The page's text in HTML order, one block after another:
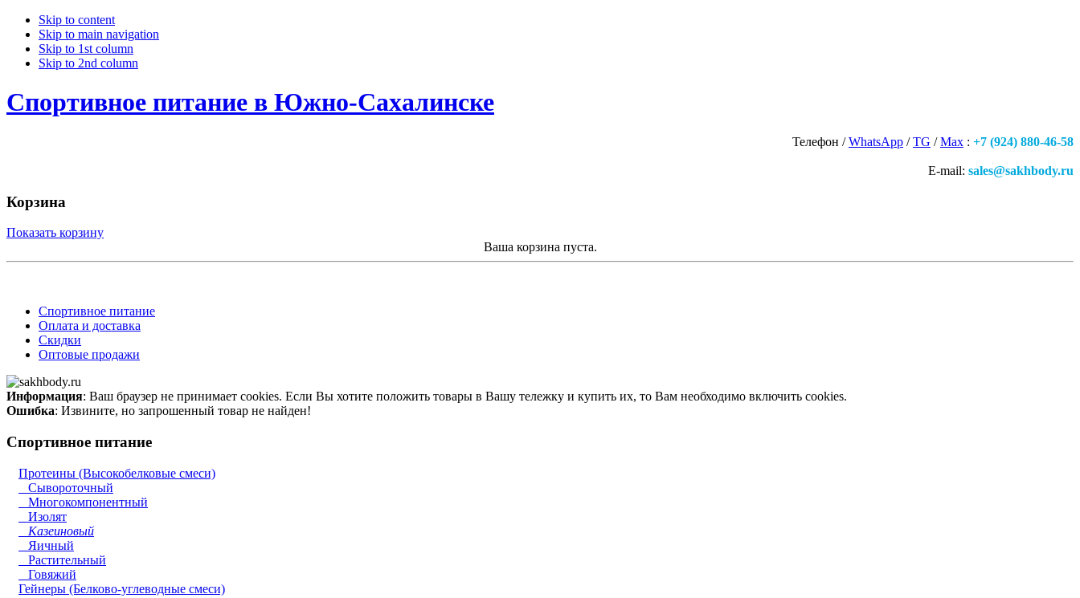
Skip to content
Skip to main navigation
Skip to 1st column
Skip to 2nd column
Спортивное питание в Южно-Сахалинске
Телефон /WhatsApp /TG /Max : +7 (924) 880-46-58
E-mail: sales@sakhbody.ru
Корзина
Показать корзину
Ваша корзина пуста.
Спортивное питание
Оплата и доставка
Скидки
Оптовые продажи
Информация: Ваш браузер не принимает cookies. Если Вы хотите положить товары в Вашу тележку и купить их, то Вам необходимо включить cookies.
Ошибка: Извините, но запрошенный товар не найден!
Спортивное питание
Протеины (Высокобелковые смеси)
Сывороточный
Многокомпонентный
Изолят
Казеиновый
Яичный
Растительный
Говяжий
Гейнеры (Белково-углеводные смеси)